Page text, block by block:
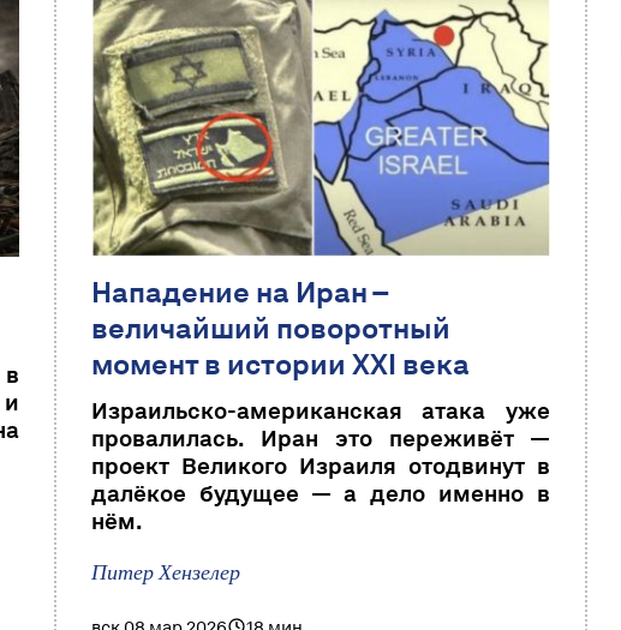
Нападение на Иран –
величайший поворотный
момент в истории XXI века
Израильско-американская атака уже
провалилась. Иран это переживёт —
проект Великого Израиля отодвинут в
далёкое будущее — а дело именно в
нём.
Питер Хензелер